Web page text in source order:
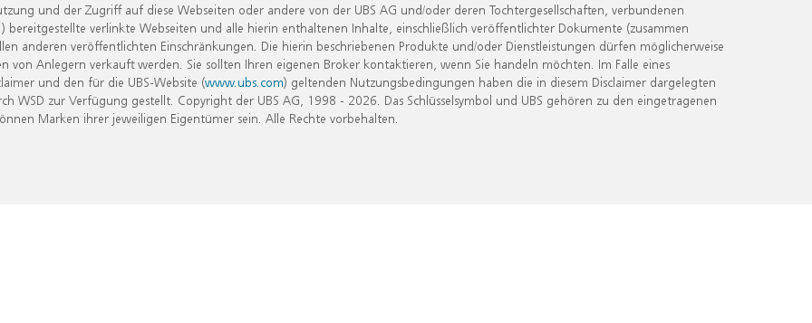
und der Zugriff auf diese Webseiten oder andere von der UBS AG und/oder deren Tochtergesellschaften, verbundenen
verlinkte Webseiten und alle hierin enthaltenen Inhalte, einschließlich veröffentlichter Dokumente (zusammen
anderen veröffentlichten Einschränkungen. Die hierin beschriebenen Produkte und/oder Dienstleistungen dürfen möglicherweise
Anlegern verkauft werden. Sie sollten Ihren eigenen Broker kontaktieren, wenn Sie handeln möchten. Im Falle eines
und den für die UBS-Website (www.ubs.com) geltenden Nutzungsbedingungen haben die in diesem Disclaimer dargelegten
zur Verfügung gestellt. Copyright der UBS AG, 1998 - 2026. Das Schlüsselsymbol und UBS gehören zu den eingetragenen
Marken ihrer jeweiligen Eigentümer sein. Alle Rechte vorbehalten.